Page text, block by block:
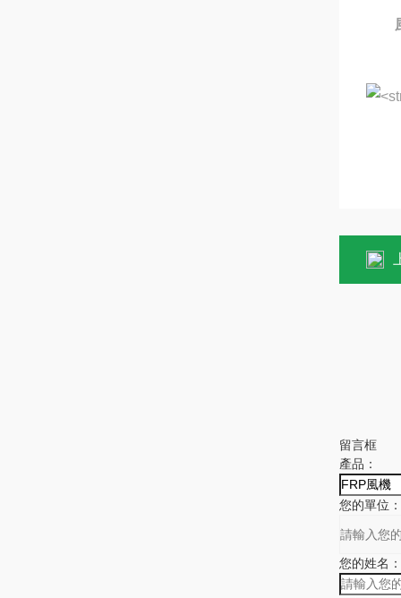
留言框
產品：
您的單位：
您的姓名：